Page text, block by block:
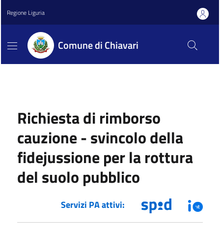
Regione Liguria
Comune di Chiavari
Richiesta di rimborso
cauzione - svincolo della
fidejussione per la rottura
del suolo pubblico
Servizi PA attivi: